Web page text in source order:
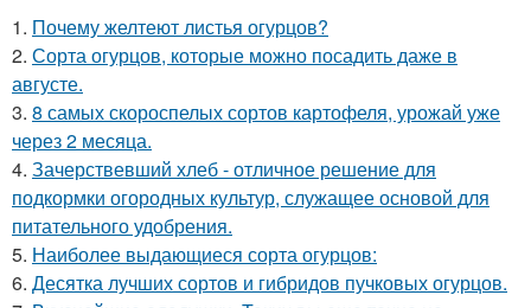
1. Почему желтеют листья огурцов?
2. Сорта огурцов, которые можно посадить даже в
августе.
3. 8 самых скороспелых сортов картофеля, урожай уже
через 2 месяца.
4. Зачерствевший хлеб - отличное решение для
подкормки огородных культур, служащее основой для
питательного удобрения.
5. Наиболее выдающиеся сорта огурцов:
6. Десятка лучших сортов и гибридов пучковых огурцов.